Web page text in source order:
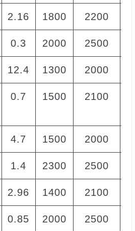
2.16 1800 2200
0.3 2000 2500
12.4 1300 2000
0.7 1500 2100
4.7 1500 2000
1.4 2300 2500
2.96 1400 2100
0.85 2000 2500